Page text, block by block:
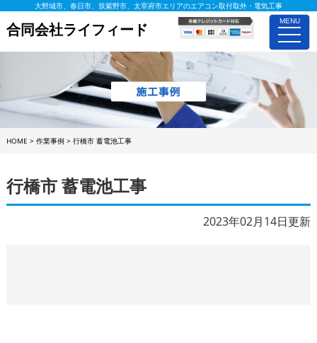
MENU
toggle
大野城市、春日市、筑紫野市、太宰府市エリアのエアコン取付取外・電気工事
合同会社ライフィード
HOME > 作業事例> 行橋市 蓄電池工事
行橋市 蓄電池工事
2023年02月14日更新